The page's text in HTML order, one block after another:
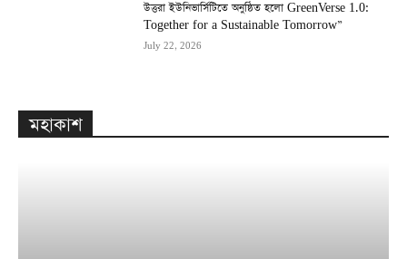
উত্তরা ইউনিভার্সিটিতে অনুষ্ঠিত হলো GreenVerse 1.0:
Together for a Sustainable Tomorrow”
July 22, 2026
মহাকাশ